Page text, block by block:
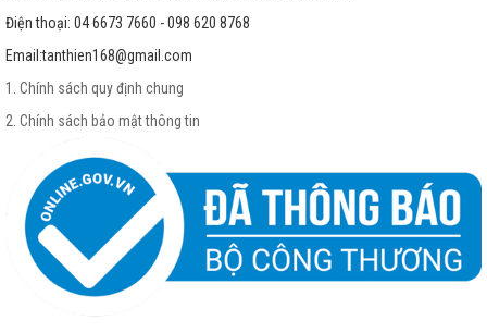
Điện thoại: 04 6673 7660 - 098 620 8768
Email:tanthien168@gmail.com
1. Chính sách quy định chung
2. Chính sách bảo mật thông tin